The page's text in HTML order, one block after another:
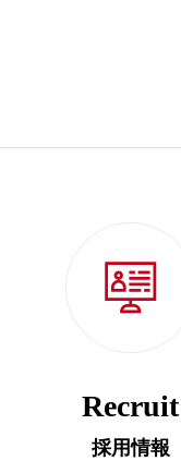
Recruit
採用情報